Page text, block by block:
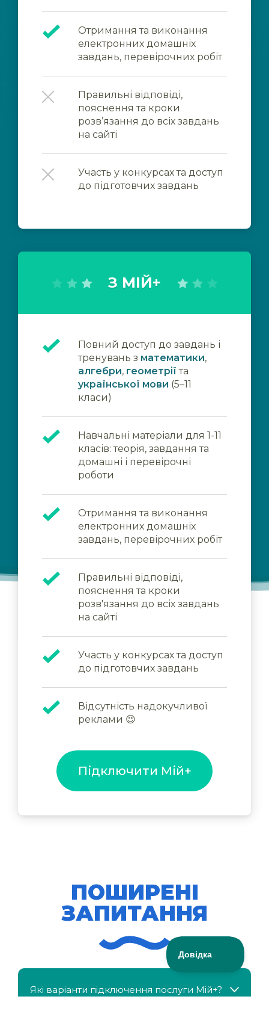
Отримання та виконання
електронних домашніх
завдань, перевірочних робіт
Правильні відповіді,
пояснення та кроки
розв’язання до всіх завдань
на сайті
Участь у конкурсах та доступ
до підготовчих завдань
З МІЙ+
Повний доступ до завдань і
тренувань з математики,
алгебри, геометрії та
української мови (5–11
класи)
Навчальні матеріали для 1-11
класів: теорія, завдання та
домашні і перевірочні
роботи
Отримання та виконання
електронних домашніх
завдань, перевірочних робіт
Правильні відповіді,
пояснення та кроки
розв'язання до всіх завдань
на сайті
Участь у конкурсах та доступ
до підготовчих завдань
Відсутність надокучливої
реклами 😉
Підключити Мій+
ПОШИРЕНІ
ЗАПИТАННЯ
Які варіанти підключення послуги Мій+?